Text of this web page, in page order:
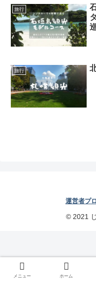
旅行
旅行
運営者プ
© 2021
メニュー ホーム